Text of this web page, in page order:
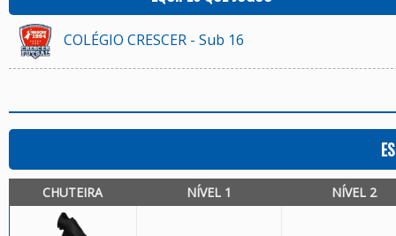
COLÉGIO CRESCER - Sub 16
CHUTEIRA NÍVEL 1 NÍVEL 2